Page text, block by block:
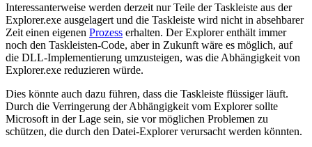
Interessanterweise werden derzeit nur Teile der Taskleiste aus der
Explorer.exe ausgelagert und die Taskleiste wird nicht in absehbarer
Zeit einen eigenen Prozess erhalten. Der Explorer enthält immer
noch den Taskleisten-Code, aber in Zukunft wäre es möglich, auf
die DLL-Implementierung umzusteigen, was die Abhängigkeit von
Explorer.exe reduzieren würde.
Dies könnte auch dazu führen, dass die Taskleiste flüssiger läuft.
Durch die Verringerung der Abhängigkeit vom Explorer sollte
Microsoft in der Lage sein, sie vor möglichen Problemen zu
schützen, die durch den Datei-Explorer verursacht werden könnten.